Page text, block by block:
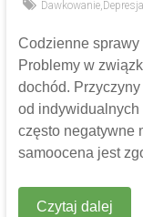
Dawkowanie, Depresja
Codzienne sprawy
Problemy w
dochód.
od indywidualnych
często negatywne
samoocena jest
Czytaj dalej